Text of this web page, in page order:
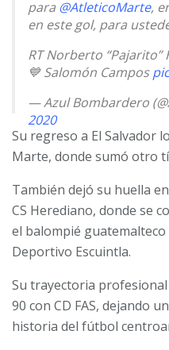
para @AtleticoMarte,
en este gol, para
RT Norberto “Pajarito”
💙 Salomón Campos
— Azul Bombardero
2020
Su regreso a El Salvador
Marte, donde sumó otro
También dejó su huella
CS Herediano, donde se
el balompié
Deportivo Escuintla.
Su trayectoria profesional
90 con CD FAS, dejando
historia del fútbol